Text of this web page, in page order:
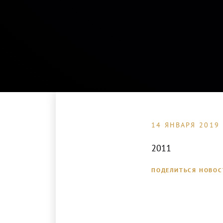
14 ЯНВАРЯ 2019
2011
ПОДЕЛИТЬСЯ